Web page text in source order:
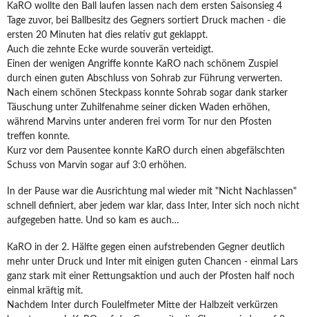
KaRO wollte den Ball laufen lassen nach dem ersten Saisonsieg 4
Tage zuvor, bei Ballbesitz des Gegners sortiert Druck machen - die
ersten 20 Minuten hat dies relativ gut geklappt.
Auch die zehnte Ecke wurde souverän verteidigt.
Einen der wenigen Angriffe konnte KaRO nach schönem Zuspiel
durch einen guten Abschluss von Sohrab zur Führung verwerten.
Nach einem schönen Steckpass konnte Sohrab sogar dank starker
Täuschung unter Zuhilfenahme seiner dicken Waden erhöhen,
während Marvins unter anderen frei vorm Tor nur den Pfosten
treffen konnte.
Kurz vor dem Pausentee konnte KaRO durch einen abgefälschten
Schuss von Marvin sogar auf 3:0 erhöhen.
In der Pause war die Ausrichtung mal wieder mit "Nicht Nachlassen"
schnell definiert, aber jedem war klar, dass Inter, Inter sich noch nicht
aufgegeben hatte. Und so kam es auch…
KaRO in der 2. Hälfte gegen einen aufstrebenden Gegner deutlich
mehr unter Druck und Inter mit einigen guten Chancen - einmal Lars
ganz stark mit einer Rettungsaktion und auch der Pfosten half noch
einmal kräftig mit.
Nachdem Inter durch Foulelfmeter Mitte der Halbzeit verkürzen